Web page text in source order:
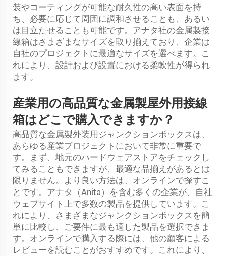
装やコーティングが可能な耐久性の高い表面を持
ち、必要に応じて周囲に調和させることも、あるい
は目立たせることも可能です。アナタ社の金属製接
線箱はさまざまなサイズを取り揃えており、企業は
自社のプロジェクトに最適なサイズを選べます。こ
れにより、設計および設置における柔軟性が得られ
ます。
産業用の高品質な金属製屋外用接線
箱はどこで購入できますか？
高品質な金属製外装用ジャンクションボックスは、
あらゆる産業プロジェクトにおいて非常に重要で
す。まず、地元のハードウェアストアをチェックし
てみることもできますが、最適な品揃えがあるとは
限りません。より良い方法は、オンラインで探すこ
とです。アナタ（Anita）を含む多くの企業が、自社
ウェブサイト上で多数の製品を提供しています。こ
れにより、さまざまなジャンクションボックスを簡
単に比較し、ご要件に最も適した製品を選択できま
す。オンラインで購入する際には、他の顧客による
レビューを読むことがおすすめです。これにより、